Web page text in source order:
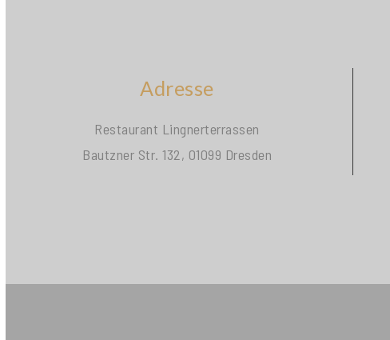
Adresse
Restaurant Lingnerterrassen
Bautzner Str. 132, 01099 Dresden